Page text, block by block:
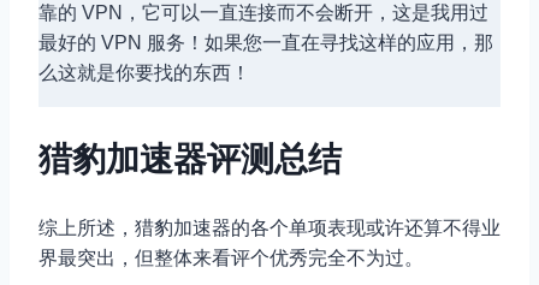
靠的 VPN，它可以一直连接而不会断开，这是我用过
最好的 VPN 服务！如果您一直在寻找这样的应用，那
么这就是你要找的东西！
猎豹加速器评测总结
综上所述，猎豹加速器的各个单项表现或许还算不得业
界最突出，但整体来看评个优秀完全不为过。